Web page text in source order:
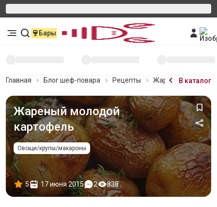
Бары
Главная Блог шеф-повара Рецепты Жареный молодой
В каталог
Жареный молодой
картофель
Овощи/крупы/макароны
5 17 июня 2015 2 838